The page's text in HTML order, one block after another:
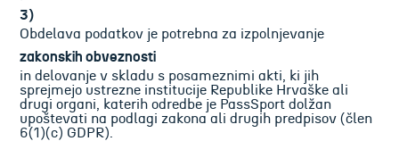
3)
Obdelava podatkov je potrebna za izpolnjevanje
zakonskih obveznosti
in delovanje v skladu s posameznimi akti, ki jih
sprejmejo ustrezne institucije Republike Hrvaške ali
drugi organi, katerih odredbe je PassSport dolžan
upoštevati na podlagi zakona ali drugih predpisov (člen
6(1)(c) GDPR).